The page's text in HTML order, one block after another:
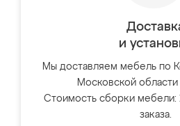
и
Мы доставляем мебель по
Московской области
Стоимость сборки мебели:
заказа.